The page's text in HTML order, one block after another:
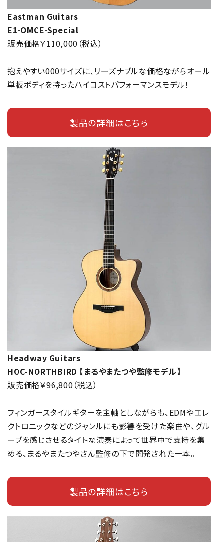
Eastman Guitars
E1-OMCE-Special
販売価格￥110,000（税込）
抱えやすい000サイズに、リーズナブルな価格ながらオール
単板ボディを持ったハイコストパフォーマンスモデル！
製品の詳細はこちら
Headway Guitars
HOC-NORTHBIRD 【まるやまたつや監修モデル】
販売価格￥96,800（税込）
フィンガースタイルギターを主軸としながらも、EDMやエレ
クトロニックなどのジャンルにも影響を受けた楽曲や、グル
ーブを感じさせるタイトな演奏によって世界中で支持を集
める、まるやまたつやさん監修の下で開発された一本。
製品の詳細はこちら